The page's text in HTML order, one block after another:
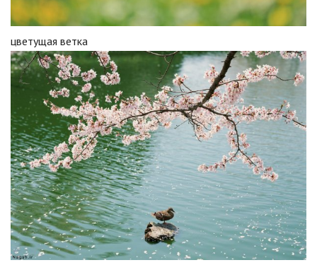
цветущая ветка